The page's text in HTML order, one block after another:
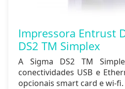
Impressora Entrust
DS2 TM Simplex
A Sigma DS2 TM
conectividades USB e
opcionais smart card e wi-fi.